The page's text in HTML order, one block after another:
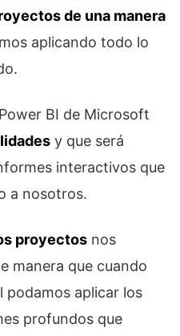
de una manera
aplicando todo lo
BI de Microsoft
y que será
interactivos que
a nosotros.
proyectos nos
manera que cuando
podamos aplicar los
profundos que